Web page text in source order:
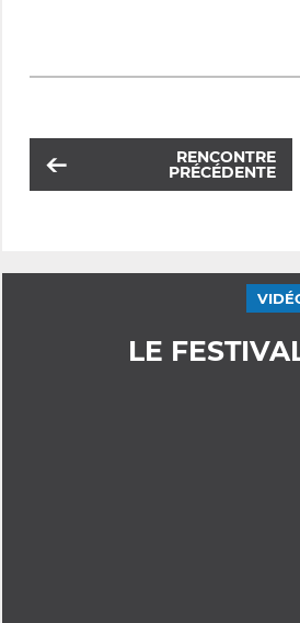
RENCONTRE
PRÉCÉDENTE
LE